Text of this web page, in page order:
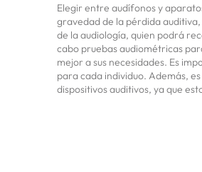
Elegir entre audífonos y
gravedad de la pérdida
de la audiología, quien podrá
cabo pruebas audiométricas
mejor a sus necesidades. Es
para cada individuo. Además,
dispositivos auditivos, ya que